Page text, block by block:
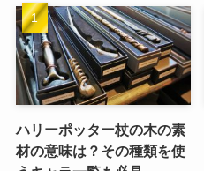
ハリーポッター杖の木の素
材の意味は？その種類を使